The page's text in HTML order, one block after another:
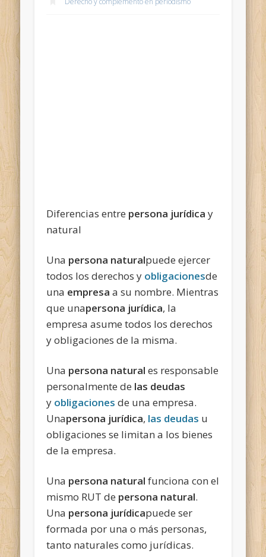
Diferencias entre persona jurídica y
natural
Una persona naturalpuede ejercer
todos los derechos y obligacionesde
una empresa a su nombre. Mientras
que unapersona jurídica, la
empresa asume todos los derechos
y obligaciones de la misma.
Una persona natural es responsable
personalmente de las deudas
y obligaciones de una empresa.
Unapersona jurídica, las deudas u
obligaciones se limitan a los bienes
de la empresa.
Una persona natural funciona con el
mismo RUT de persona natural.
Una persona jurídicapuede ser
formada por una o más personas,
tanto naturales como jurídicas.